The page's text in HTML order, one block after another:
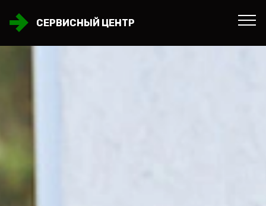
СЕРВИСНЫЙ ЦЕНТР